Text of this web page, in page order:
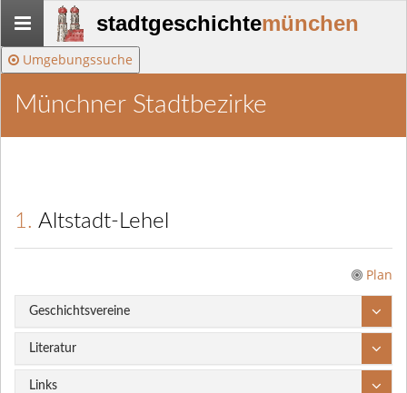
Stadtgeschichte-
München
stadtgeschichtemünchen
Umgebungssuche
Münchner Stadtbezirke
1. Altstadt-Lehel
Plan
Geschichtsvereine
Literatur
Links